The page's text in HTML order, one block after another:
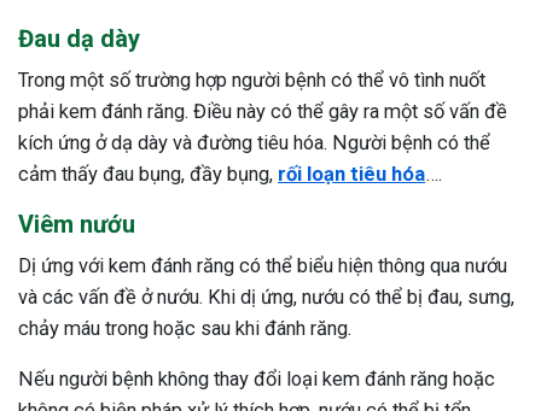
Đau dạ dày
Trong một số trường hợp người bệnh có thể vô tình nuốt
phải kem đánh răng. Điều này có thể gây ra một số vấn đề
kích ứng ở dạ dày và đường tiêu hóa. Người bệnh có thể
cảm thấy đau bụng, đầy bụng, rối loạn tiêu hóa….
Viêm nướu
Dị ứng với kem đánh răng có thể biểu hiện thông qua nướu
và các vấn đề ở nướu. Khi dị ứng, nướu có thể bị đau, sưng,
chảy máu trong hoặc sau khi đánh răng.
Nếu người bệnh không thay đổi loại kem đánh răng hoặc